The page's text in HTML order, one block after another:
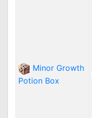
Minor Growth
Potion Box